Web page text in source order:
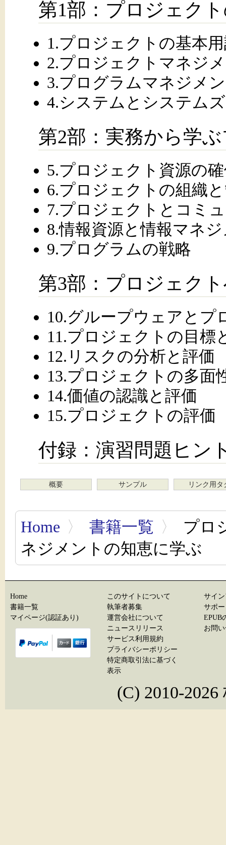
第1部：プロジェク
1.プロジェクトの基本
2.プロジェクトマネジ
3.プログラムマネジメ
4.システムとシステム
第2部：実務から学
5.プロジェクト資源の
6.プロジェクトの組織
7.プロジェクトとコミ
8.情報資源と情報マネ
9.プログラムの戦略
第3部：プロジェク
10.グループウェアとプ
11.プロジェクトの目標
12.リスクの分析と評価
13.プロジェクトの多面
14.価値の認識と評価
15.プロジェクトの評価
付録：演習問題ヒン
概要 サンプル リンク用タ
Home 〉 書籍一覧 〉
プロ
ネジメントの知恵に学ぶ
Home
書籍一覧
マイページ(認証あり)
このサイトについて
執筆者募集
運営会社について
ニュースリリース
サービス利用規約
プライバシーポリシー
特定商取引法に基づく
表示
サイ
サポ
EPUB
お問
(C) 2010-